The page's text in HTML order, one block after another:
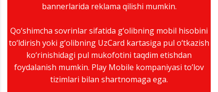
bannerlarida reklama qilishi mumkin.
Qo‘shimcha sovrinlar sifatida g‘olibning mobil hisobini
to‘ldirish yoki g‘olibning UzCard kartasiga pul o‘tkazish
ko‘rinishidagi pul mukofotini taqdim etishdan
foydalanish mumkin. Play Mobile kompaniyasi to’lov
tizimlari bilan shartnomaga ega.